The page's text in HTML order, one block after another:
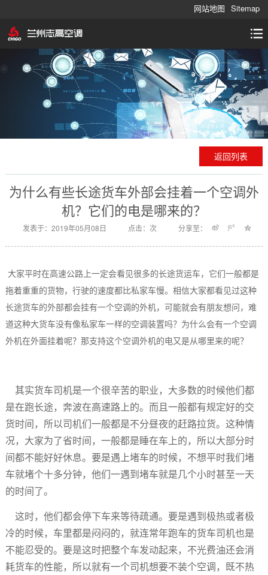
网站地图 Sitemap
返回列表
为什么有些长途货车外部会挂着一个空调外
机？它们的电是哪来的？
发表于：2019年05月08日 点击：次 分享至：
大家平时在高速公路上一定会看见很多的长途货运车，它们一般都是
拖着重重的货物，行驶的速度都比私家车慢。相信大家都看见过这种
长途货车的外部都会挂有一个空调的外机，可能就会有朋友想问，难
道这种大货车没有像私家车一样的空调装置吗？为什么会有一个空调
外机在外面挂着呢？那支持这个空调外机的电又是从哪里来的呢？
其实货车司机是一个很辛苦的职业，大多数的时候他们都
是在跑长途，奔波在高速路上的。而且一般都有规定好的交
货时间，所以司机们一般都是不分昼夜的赶路拉货。这种情
况，大家为了省时间，一般都是睡在车上的，所以大部分时
间都不能好好休息。要是遇上堵车的时候，不想平时我们堵
车就堵个十多分钟，他们一遇到堵车就是几个小时甚至一天
的时间了。
这时，他们都会停下车来等待疏通。要是遇到极热或者极
冷的时候，车里都是闷闷的，就连常年跑车的货车司机也是
不能忍受的。要是这时把整个车发动起来，不光费油还会消
耗货车的性能，所以就有一个司机想要不装个空调，既不热